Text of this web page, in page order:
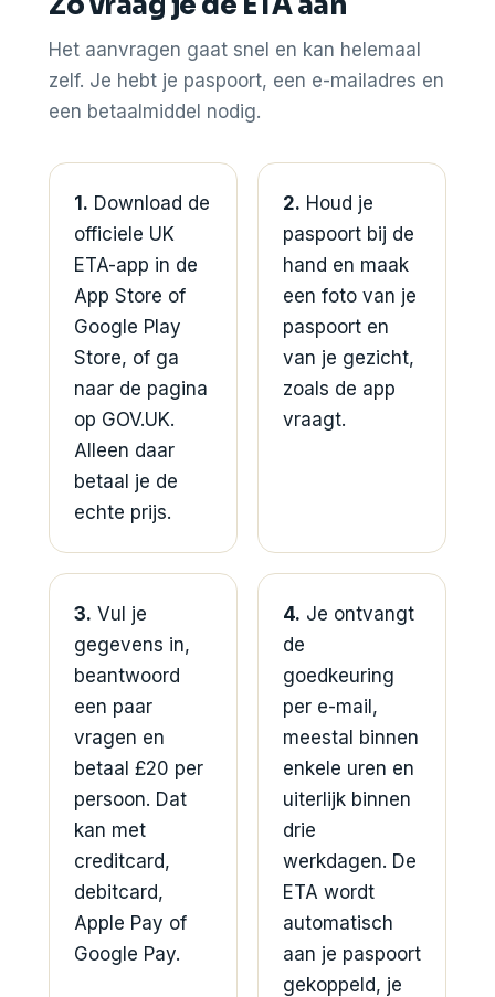
Het aanvragen gaat snel en kan helemaal
zelf. Je hebt je paspoort, een e-mailadres en
een betaalmiddel nodig.
1. Download de
officiele UK
ETA-app in de
App Store of
Google Play
Store, of ga
naar de pagina
op GOV.UK.
Alleen daar
betaal je de
echte prijs.
2. Houd je
paspoort bij de
hand en maak
een foto van je
paspoort en
van je gezicht,
zoals de app
vraagt.
3. Vul je
gegevens in,
beantwoord
een paar
vragen en
betaal £20 per
persoon. Dat
kan met
creditcard,
debitcard,
Apple Pay of
Google Pay.
4. Je ontvangt
de
goedkeuring
per e-mail,
meestal binnen
enkele uren en
uiterlijk binnen
drie
werkdagen. De
ETA wordt
automatisch
aan je paspoort
gekoppeld, je